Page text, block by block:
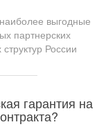
выгодные
партнерских
России
гарантия на